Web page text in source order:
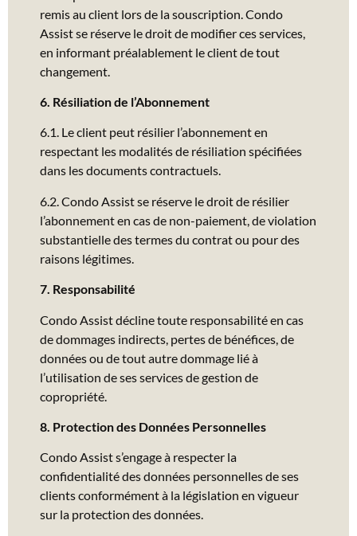
remis au client lors de la souscription. Condo
Assist se réserve le droit de modifier ces services,
en informant préalablement le client de tout
changement.
6. Résiliation de l’Abonnement
6.1. Le client peut résilier l’abonnement en
respectant les modalités de résiliation spécifiées
dans les documents contractuels.
6.2. Condo Assist se réserve le droit de résilier
l’abonnement en cas de non-paiement, de violation
substantielle des termes du contrat ou pour des
raisons légitimes.
7. Responsabilité
Condo Assist décline toute responsabilité en cas
de dommages indirects, pertes de bénéfices, de
données ou de tout autre dommage lié à
l’utilisation de ses services de gestion de
copropriété.
8. Protection des Données Personnelles
Condo Assist s’engage à respecter la
confidentialité des données personnelles de ses
clients conformément à la législation en vigueur
sur la protection des données.